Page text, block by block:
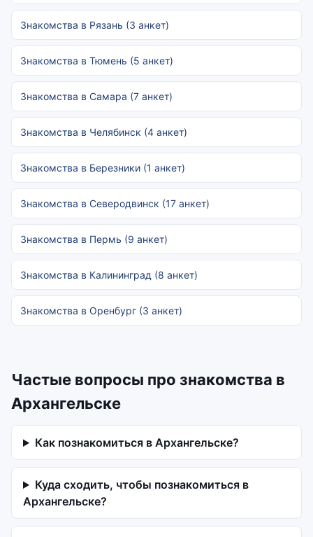
Знакомства в Рязань (3 анкет)
Знакомства в Тюмень (5 анкет)
Знакомства в Самара (7 анкет)
Знакомства в Челябинск (4 анкет)
Знакомства в Березники (1 анкет)
Знакомства в Северодвинск (17 анкет)
Знакомства в Пермь (9 анкет)
Знакомства в Калининград (8 анкет)
Знакомства в Оренбург (3 анкет)
Частые вопросы про знакомства в
Архангельске
Как познакомиться в Архангельске?
Куда сходить, чтобы познакомиться в
Архангельске?